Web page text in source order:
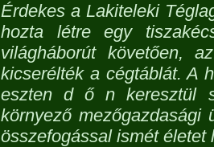
Érdekes a Lakiteleki
hozta létre egy
világháborút követően,
kicserélték a cégtáblát. A
eszten d ő n keresztül
környező
összefogással ismét életet